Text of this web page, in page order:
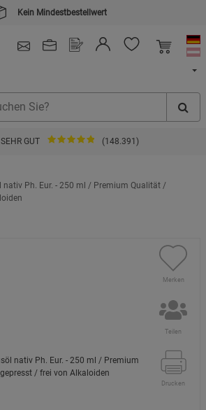
Kein Mindestbestellwert
GUT (148.391)
Online-Shop
nativ Ph. Eur. - 250 ml / Premium Qualität /
Merken
Teilen
Drucken